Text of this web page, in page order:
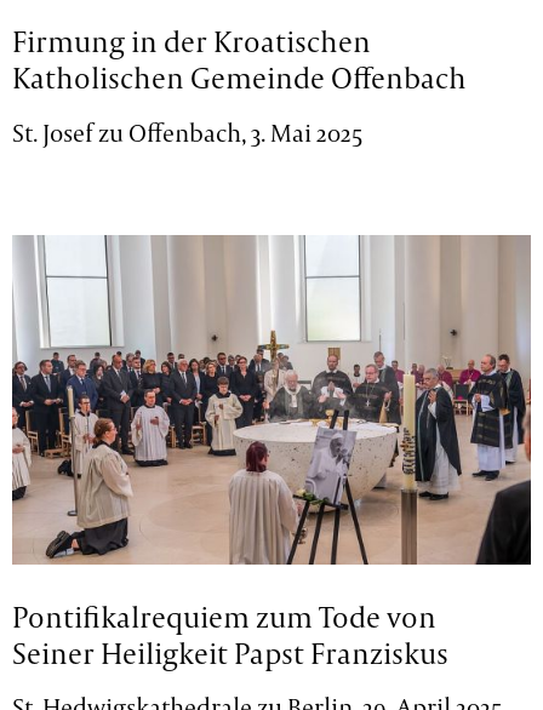
Firmung in der Kroatischen
Katholischen Gemeinde Offenbach
St. Josef zu Offenbach, 3. Mai 2025
Pontifikalrequiem zum Tode von
Seiner Heiligkeit Papst Franziskus